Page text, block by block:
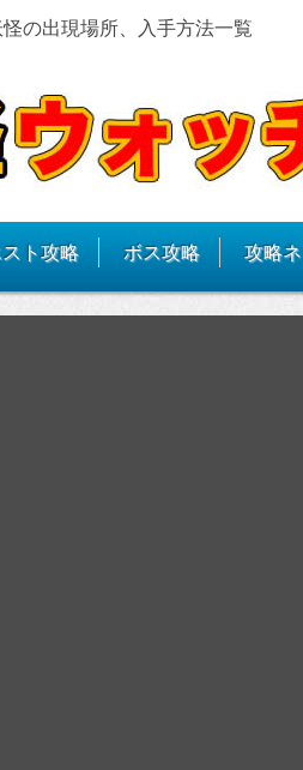
の出現場所、入手方法一覧
ト攻略 ボス攻略 攻略